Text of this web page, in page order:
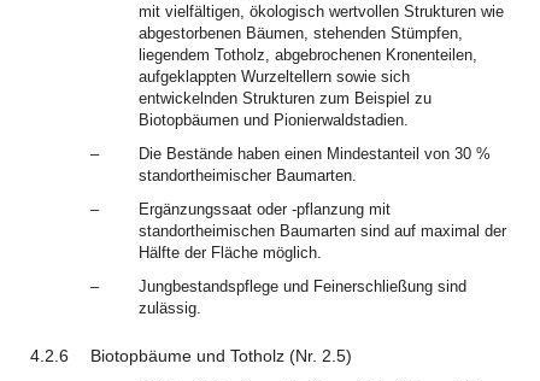
mit vielfältigen, ökologisch wertvollen Strukturen wie
abgestorbenen Bäumen, stehenden Stümpfen,
liegendem Totholz, abgebrochenen Kronenteilen,
aufgeklappten Wurzeltellern sowie sich
entwickelnden Strukturen zum Beispiel zu
Biotopbäumen und Pionierwaldstadien.
–
Die Bestände haben einen Mindestanteil von 30 %
standortheimischer Baumarten.
–
Ergänzungssaat oder -pflanzung mit
standortheimischen Baumarten sind auf maximal der
Hälfte der Fläche möglich.
–
Jungbestandspflege und Feinerschließung sind
zulässig.
4.2.6 Biotopbäume und Totholz (Nr. 2.5)